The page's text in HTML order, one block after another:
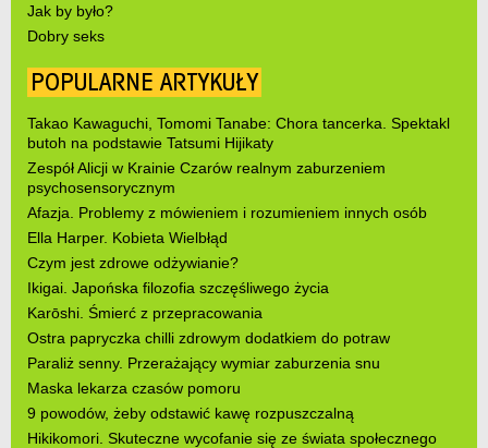
Jak by było?
Dobry seks
POPULARNE ARTYKUŁY
Takao Kawaguchi, Tomomi Tanabe: Chora tancerka. Spektakl
butoh na podstawie Tatsumi Hijikaty
Zespół Alicji w Krainie Czarów realnym zaburzeniem
psychosensorycznym
Afazja. Problemy z mówieniem i rozumieniem innych osób
Ella Harper. Kobieta Wielbłąd
Czym jest zdrowe odżywianie?
Ikigai. Japońska filozofia szczęśliwego życia
Karōshi. Śmierć z przepracowania
Ostra papryczka chilli zdrowym dodatkiem do potraw
Paraliż senny. Przerażający wymiar zaburzenia snu
Maska lekarza czasów pomoru
9 powodów, żeby odstawić kawę rozpuszczalną
Hikikomori. Skuteczne wycofanie się ze świata społecznego